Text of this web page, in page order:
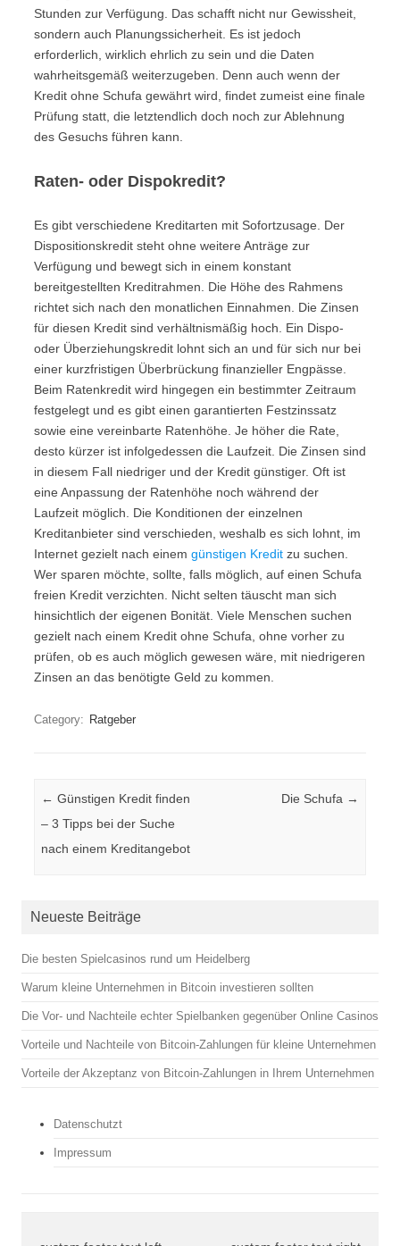
Stunden zur Verfügung. Das schafft nicht nur Gewissheit,
sondern auch Planungssicherheit. Es ist jedoch
erforderlich, wirklich ehrlich zu sein und die Daten
wahrheitsgemäß weiterzugeben. Denn auch wenn der
Kredit ohne Schufa gewährt wird, findet zumeist eine finale
Prüfung statt, die letztendlich doch noch zur Ablehnung
des Gesuchs führen kann.
Raten- oder Dispokredit?
Es gibt verschiedene Kreditarten mit Sofortzusage. Der
Dispositionskredit steht ohne weitere Anträge zur
Verfügung und bewegt sich in einem konstant
bereitgestellten Kreditrahmen. Die Höhe des Rahmens
richtet sich nach den monatlichen Einnahmen. Die Zinsen
für diesen Kredit sind verhältnismäßig hoch. Ein Dispo-
oder Überziehungskredit lohnt sich an und für sich nur bei
einer kurzfristigen Überbrückung finanzieller Engpässe.
Beim Ratenkredit wird hingegen ein bestimmter Zeitraum
festgelegt und es gibt einen garantierten Festzinssatz
sowie eine vereinbarte Ratenhöhe. Je höher die Rate,
desto kürzer ist infolgedessen die Laufzeit. Die Zinsen sind
in diesem Fall niedriger und der Kredit günstiger. Oft ist
eine Anpassung der Ratenhöhe noch während der
Laufzeit möglich. Die Konditionen der einzelnen
Kreditanbieter sind verschieden, weshalb es sich lohnt, im
Internet gezielt nach einem günstigen Kredit zu suchen.
Wer sparen möchte, sollte, falls möglich, auf einen Schufa
freien Kredit verzichten. Nicht selten täuscht man sich
hinsichtlich der eigenen Bonität. Viele Menschen suchen
gezielt nach einem Kredit ohne Schufa, ohne vorher zu
prüfen, ob es auch möglich gewesen wäre, mit niedrigeren
Zinsen an das benötigte Geld zu kommen.
Category: Ratgeber
Post navigation
← Günstigen Kredit finden
– 3 Tipps bei der Suche
nach einem Kreditangebot
Die Schufa →
Neueste Beiträge
Die besten Spielcasinos rund um Heidelberg
Warum kleine Unternehmen in Bitcoin investieren sollten
Die Vor- und Nachteile echter Spielbanken gegenüber Online Casinos
Vorteile und Nachteile von Bitcoin-Zahlungen für kleine Unternehmen
Vorteile der Akzeptanz von Bitcoin-Zahlungen in Ihrem Unternehmen
Datenschutzt
Impressum